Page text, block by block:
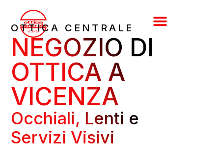
OTTICA CENTRALE
NEGOZIO DI
OTTICA A
VICENZA
Occhiali, Lenti e
Servizi Visivi